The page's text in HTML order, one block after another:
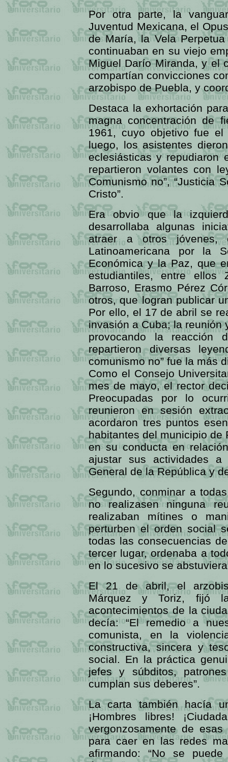
Por otra parte, la
Juventud Mexicana, el
de María, la Vela
continuaban en su viejo
Miguel Darío Miranda, y el
compartían convicciones
arzobispo de Puebla, y
Destaca la exhortación
magna concentración de
1961, cuyo objetivo fue
luego, los asistentes
eclesiásticas y repudiaron
repartieron volantes con
Comunismo no”, “Justicia
Cristo”.
Era obvio que la
desarrollaba algunas
atraer a otros jóvenes,
Latinoamericana por la
Económica y la Paz, que
estudiantiles, entre ellos
Barroso, Erasmo Pérez
otros, que logran publicar
Por ello, el 17 de abril se
invasión a Cuba; la reunión
provocando la reacción
repartieron diversas
comunismo no” fue la más
Como el Consejo
mes de mayo, el rector
Preocupadas por lo
reunieron en sesión
acordaron tres puntos
habitantes del municipio de
en su conducta en
ajustar sus actividades
General de la República y
Segundo, conminar a
no realizasen ninguna
realizaban mítines o
perturben el orden social
todas las consecuencias
tercer lugar, ordenaba a
en lo sucesivo se
El 21 de abril, el
Márquez y Toriz, fijó
acontecimientos de la
decía: “El remedio a
comunista, en la
constructiva, sincera y
social. En la práctica
jefes y súbditos,
cumplan sus deberes”.
La carta también hacía
¡Hombres libres!
vergonzosamente de
para caer en las redes
afirmando: “No se